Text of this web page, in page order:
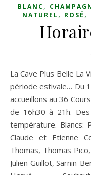
BLANC,
NATUREL, ROSÉ ,
La Cave Plus Belle La Vigne reste ouverte pendant toute la
période estivale… Du
accueillons au 36
de 16h30 à 21h.
température. Blancs:
Claude et Etienne
Thomas, Thomas
Julien Guillot, Sarnin-